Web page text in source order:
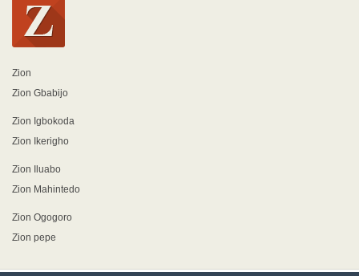
Zion
Zion Gbabijo
Zion Igbokoda
Zion Ikerigho
Zion Iluabo
Zion Mahintedo
Zion Ogogoro
Zion pepe